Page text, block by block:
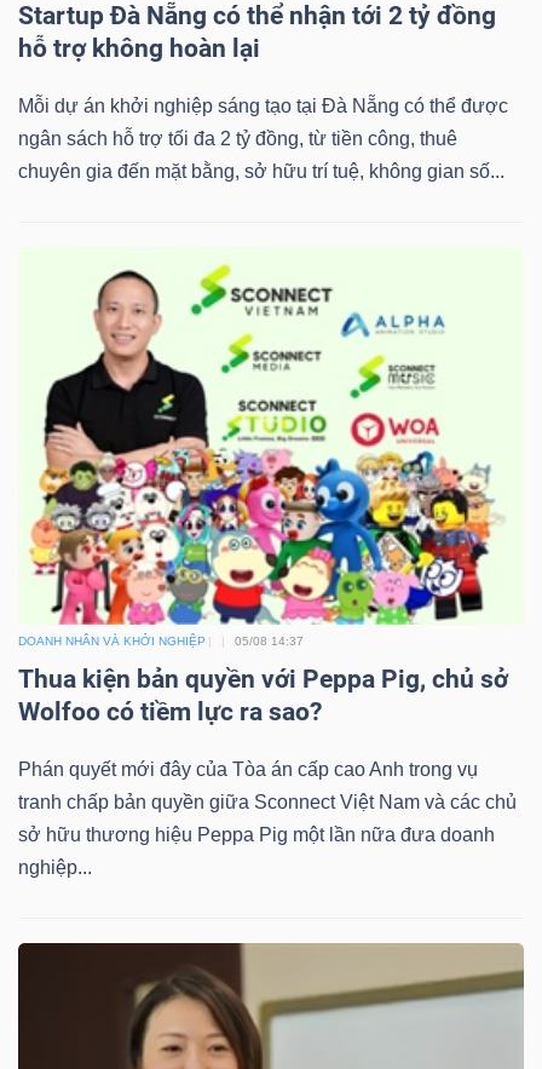
Startup Đà Nẵng có thể nhận tới 2 tỷ đồng
hỗ trợ không hoàn lại
Mỗi dự án khởi nghiệp sáng tạo tại Đà Nẵng có thể được
ngân sách hỗ trợ tối đa 2 tỷ đồng, từ tiền công, thuê
chuyên gia đến mặt bằng, sở hữu trí tuệ, không gian số...
DOANH NHÂN VÀ KHỞI NGHIỆP 05/08 14:37
Thua kiện bản quyền với Peppa Pig, chủ sở
Wolfoo có tiềm lực ra sao?
Phán quyết mới đây của Tòa án cấp cao Anh trong vụ
tranh chấp bản quyền giữa Sconnect Việt Nam và các chủ
sở hữu thương hiệu Peppa Pig một lần nữa đưa doanh
nghiệp...